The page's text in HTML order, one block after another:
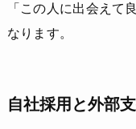
「この人に出会えて
なります。
自社採用と外部